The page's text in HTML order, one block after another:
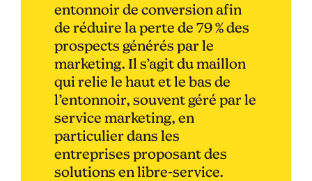
entonnoir de conversion afin
de réduire la perte de 79 % des
prospects générés par le
marketing. Il s’agit du maillon
qui relie le haut et le bas de
l’entonnoir, souvent géré par le
service marketing, en
particulier dans les
entreprises proposant des
solutions en libre-service.